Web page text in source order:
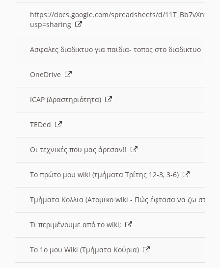
https://docs.google.com/spreadsheets/d/
usp=sharing
Ασφαλες διαδικτυο για παιδια- τοπος στο διαδικτυο
OneDrive
ICAP (Δραστηριότητα)
TEDed
Οι τεχνικές που μας άρεσαν!!
Το πρώτο μου wiki (τμήματα Τρίτης 12-3, 3-6)
Τμήματα Κολλια (Ατομικο wiki - Πώς έφτασα να ζω στην
Τι περιμένουμε από το wiki;
Το 1ο μου Wiki (Τμήματα Κούρια)